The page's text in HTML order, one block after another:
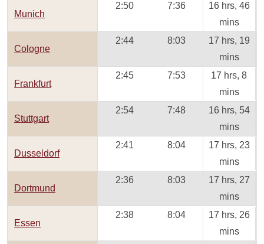
Munich
2:50 7:36
16 hrs, 46
mins
Cologne
2:44 8:03
17 hrs, 19
mins
Frankfurt
2:45 7:53
17 hrs, 8
mins
Stuttgart
2:54 7:48
16 hrs, 54
mins
Dusseldorf
2:41 8:04
17 hrs, 23
mins
Dortmund
2:36 8:03
17 hrs, 27
mins
Essen
2:38 8:04
17 hrs, 26
mins